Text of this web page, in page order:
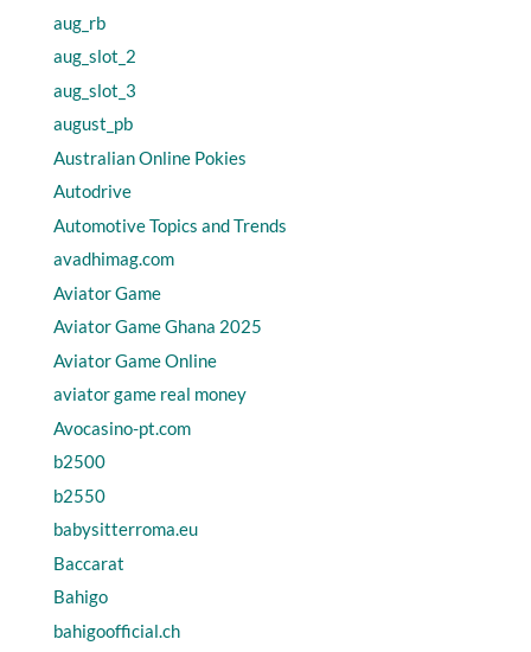
aug_rb
aug_slot_2
aug_slot_3
august_pb
Australian Online Pokies
Autodrive
Automotive Topics and Trends
avadhimag.com
Aviator Game
Aviator Game Ghana 2025
Aviator Game Online
aviator game real money
Avocasino-pt.com
b2500
b2550
babysitterroma.eu
Baccarat
Bahigo
bahigoofficial.ch